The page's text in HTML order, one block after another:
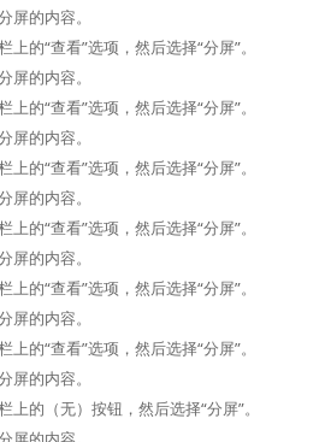
屏的内容。
的“查看”选项，然后选择“分屏”。
屏的内容。
的“查看”选项，然后选择“分屏”。
屏的内容。
的“查看”选项，然后选择“分屏”。
屏的内容。
的“查看”选项，然后选择“分屏”。
屏的内容。
的“查看”选项，然后选择“分屏”。
屏的内容。
的“查看”选项，然后选择“分屏”。
屏的内容。
的（无）按钮，然后选择“分屏”。